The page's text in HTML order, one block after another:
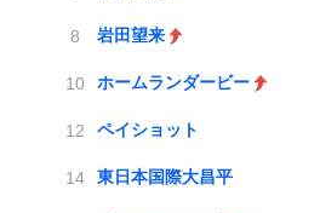
岩田望来
ホームランダービー
ペイショット
東日本国際大昌平